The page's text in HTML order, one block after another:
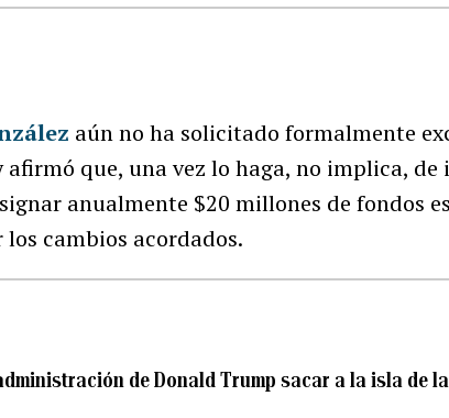
aún no ha solicitado formalmente
que, una vez lo haga, no implica, de
anualmente $20 millones de fondos
cambios acordados.
de Donald Trump sacar a la isla de